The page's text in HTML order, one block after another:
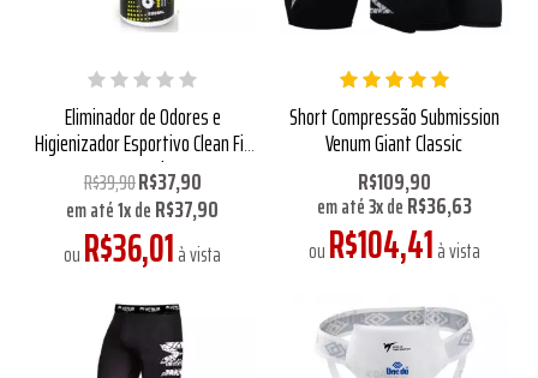
Eliminador de Odores e
Higienizador Esportivo Clean Fit
220ml
R$39,90R$37,90
em até1xdeR$37,90
ouR$36,01à vista
Short Compressão Submission
Venum Giant Classic
R$109,90
em até3xdeR$36,63
ouR$104,41à vista